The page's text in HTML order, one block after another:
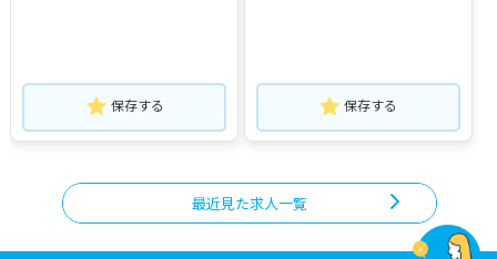
保存する 保存する
最近見た求人一覧